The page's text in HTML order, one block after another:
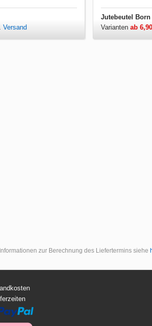
Versand
Jutebeutel Born
Variantenab
zur Berechnung des Liefertermins siehe